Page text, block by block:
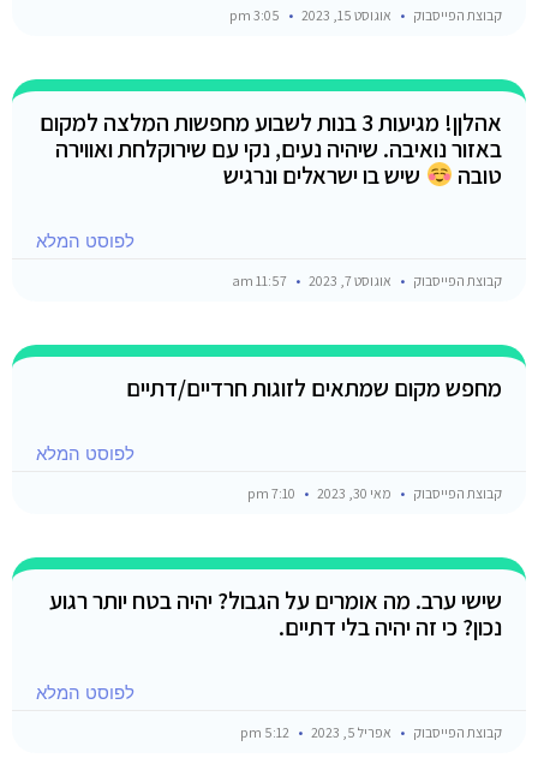
קבוצת הפייסבוק אוגוסט 15, 2023
אהלןן! מגיעות 3 בנות לשבוע מחפשות המלצה למקום
באזור נואיבה. שיהיה נעים, נקי עם שירוקלחת ואווירה
טובה
שיש בו ישראלים ונרגיש
לפוסט המלא
קבוצת הפייסבוק אוגוסט 7, 2023
מחפש מקום שמתאים לזוגות חרדיים/דתיים
לפוסט המלא
קבוצת הפייסבוק מאי 30, 2023
שישי ערב. מה אומרים על הגבול? יהיה בטח יותר רגוע
נכון? כי זה יהיה בלי דתיים.
לפוסט המלא
קבוצת הפייסבוק אפריל 5, 2023